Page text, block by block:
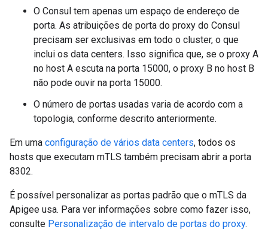
O Consul tem apenas um espaço de endereço de
porta. As atribuições de porta do proxy do Consul
precisam ser exclusivas em todo o cluster, o que
inclui os data centers. Isso significa que, se o proxy A
no host A escuta na porta 15000, o proxy B no host B
não pode ouvir na porta 15000.
O número de portas usadas varia de acordo com a
topologia, conforme descrito anteriormente.
Em uma configuração de vários data centers, todos os
hosts que executam mTLS também precisam abrir a porta
8302.
É possível personalizar as portas padrão que o mTLS da
Apigee usa. Para ver informações sobre como fazer isso,
consulte Personalização de intervalo de portas do proxy.